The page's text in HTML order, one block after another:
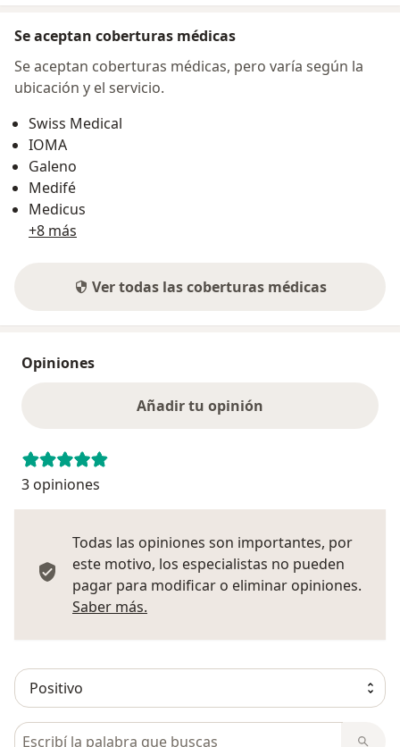
Se aceptan coberturas médicas
Se aceptan coberturas médicas, pero varía según la
ubicación y el servicio.
Swiss Medical
IOMA
Galeno
Medifé
Medicus
+8 más
Ver todas las coberturas médicas
Opiniones
Añadir tu opinión
3 opiniones
Todas las opiniones son importantes, por
este motivo, los especialistas no pueden
pagar para modificar o eliminar opiniones.
Saber más.
Busca en opiniones